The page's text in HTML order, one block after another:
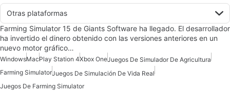
Otras plataformas
Farming Simulator 15 de Giants Software ha llegado. El desarrollador
ha invertido el dinero obtenido con las versiones anteriores en un
nuevo motor gráfico…
WindowsMacPlay Station 4Xbox OneJuegos De Simulador De Agricultura
Farming SimulatorJuegos De Simulación De Vida Real
Juegos De Farming Simulator